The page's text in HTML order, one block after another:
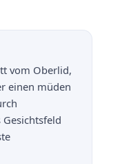
vom Oberlid,
einen müden